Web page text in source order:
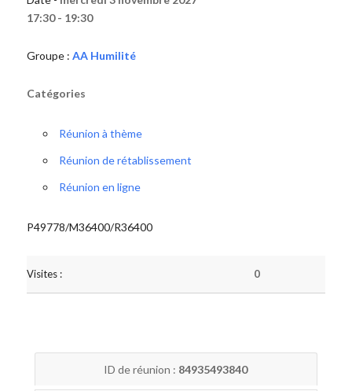
17:30 - 19:30
Groupe : AA Humilité
Catégories
Réunion à thème
Réunion de rétablissement
Réunion en ligne
P49778/M36400/R36400
Visites : 0
ID de réunion : 84935493840